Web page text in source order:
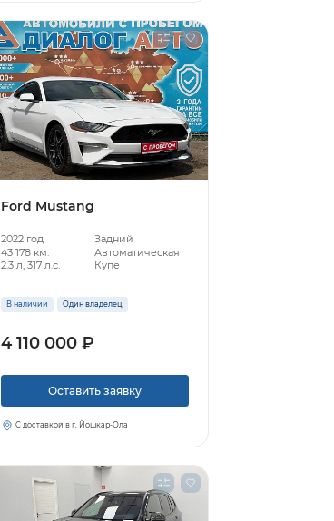
Ford Mustang
2022 год
Задний
43 178 км.
Автоматическая
2.3 л, 317 л.с.
Купе
В наличии Один владелец
4 110 000 ₽
Оставить заявку
С доставкой в г. Йошкар-Ола